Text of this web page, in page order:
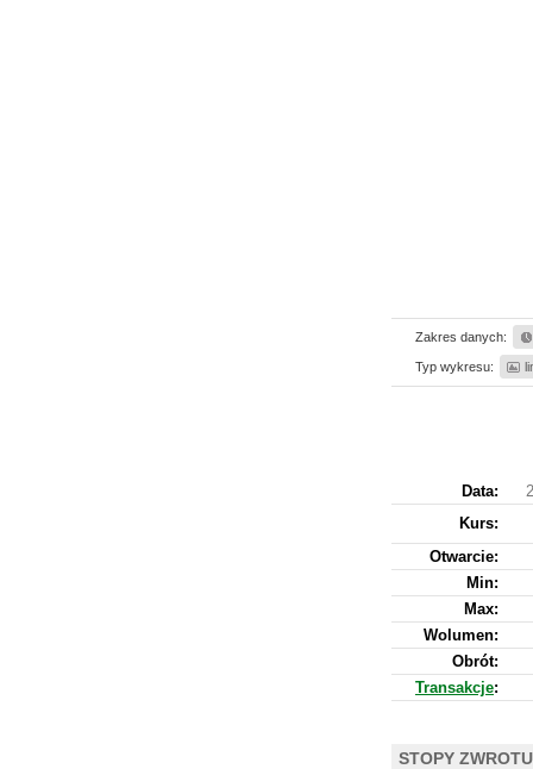
Zakres danych:
Typ wykresu:
Data:
Kurs:
Otwarcie:
Min:
Max:
Wolumen:
Obrót:
Transakcje:
STOPY ZWROTU